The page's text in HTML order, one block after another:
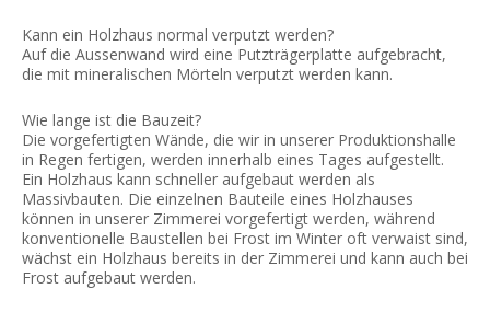
Kann ein Holzhaus normal verputzt werden?
Auf die Aussenwand wird eine Putzträgerplatte aufgebracht,
die mit mineralischen Mörteln verputzt werden kann.
Wie lange ist die Bauzeit?
Die vorgefertigten Wände, die wir in unserer Produktionshalle
in Regen fertigen, werden innerhalb eines Tages aufgestellt.
Ein Holzhaus kann schneller aufgebaut werden als
Massivbauten. Die einzelnen Bauteile eines Holzhauses
können in unserer Zimmerei vorgefertigt werden, während
konventionelle Baustellen bei Frost im Winter oft verwaist sind,
wächst ein Holzhaus bereits in der Zimmerei und kann auch bei
Frost aufgebaut werden.